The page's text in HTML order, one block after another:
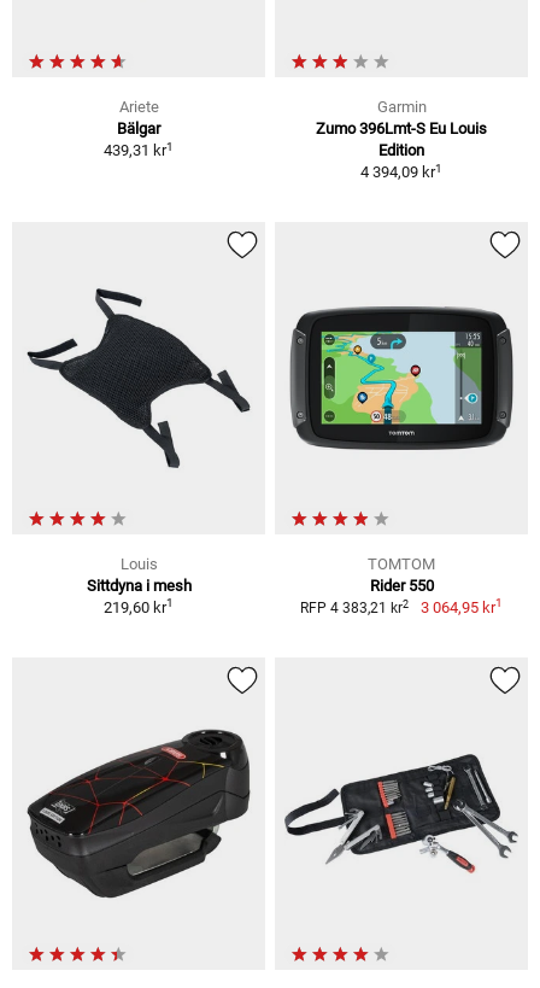
Ariete
Bälgar
439,31 kr1
Garmin
Zumo 396Lmt-S Eu Louis
Edition
4 394,09 kr1
Louis
Sittdyna i mesh
219,60 kr1
TOMTOM
Rider 550
RFP 4 383,21 kr2 3 064,95 kr1